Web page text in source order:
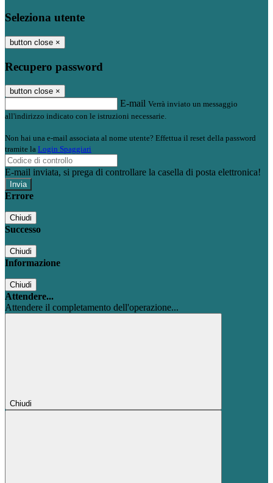
Seleziona utente
button close ×
Recupero password
button close ×
E-mail Verrà inviato un messaggio
all'indirizzo indicato con le istruzioni necessarie.
Non hai una e-mail associata al nome utente? Effettua il reset della password
tramite la Login Spaggiari
E-mail inviata, si prega di controllare la casella di posta elettronica!
Errore
Chiudi
Successo
Chiudi
Informazione
Chiudi
Attendere...
Attendere il completamento dell'operazione...
Chiudi